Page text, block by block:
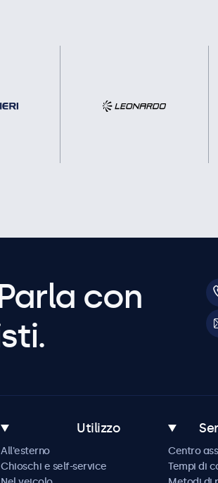
con
Utilizzo
All'esterno
Chioschi e self-service
Centro
Tempi di